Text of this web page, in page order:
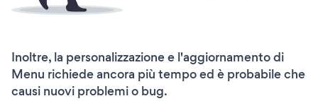
Inoltre, la personalizzazione e l'aggiornamento di
Menu richiede ancora più tempo ed è probabile che
causi nuovi problemi o bug.